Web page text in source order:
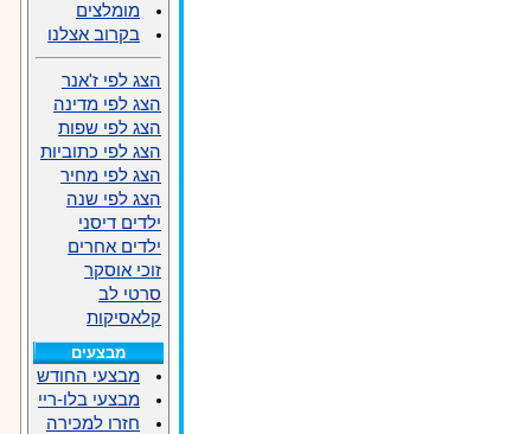
מומלצים
בקרוב אצלנו
הצג לפי ז'אנר
הצג לפי מדינה
הצג לפי שפות
הצג לפי כתוביות
הצג לפי מחיר
הצג לפי שנה
ילדים דיסני
ילדים אחרים
זוכי אוסקר
סרטי לב
קלאסיקות
מבצעים
מבצעי החודש
מבצעי בלו-ריי
חזרו למכירה